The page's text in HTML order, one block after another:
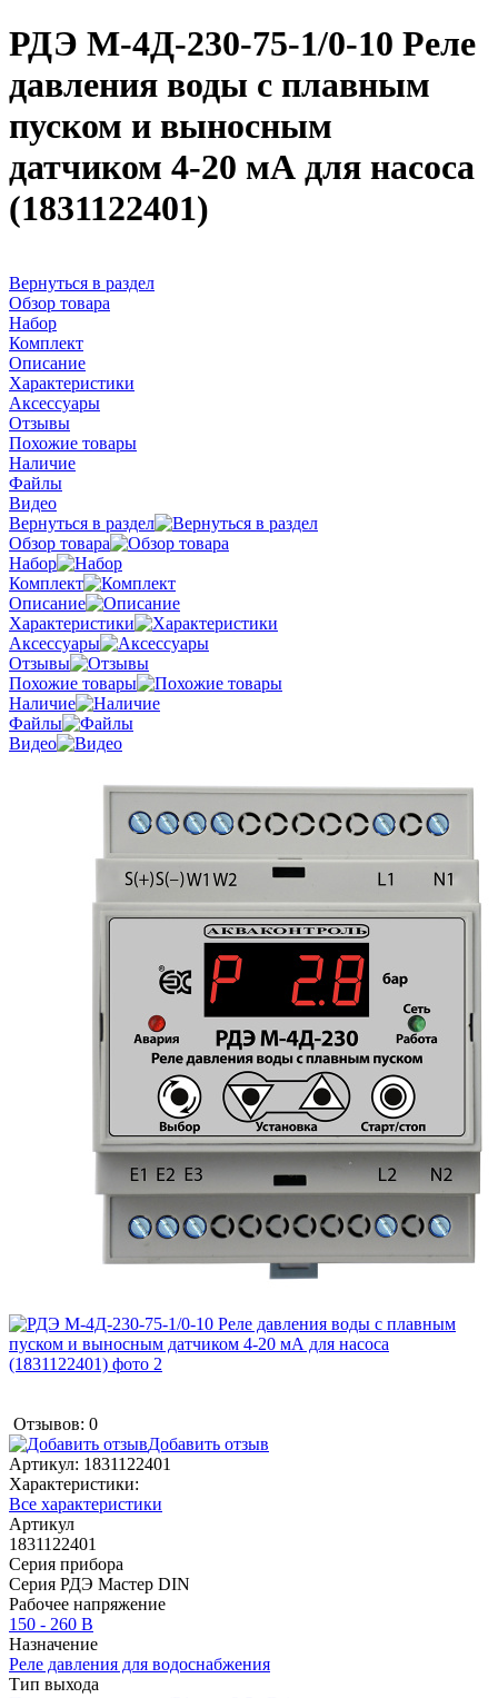
РДЭ М-4Д-230-75-1/0-10 Реле
давления воды с плавным
пуском и выносным
датчиком 4-20 мА для насоса
(1831122401)
Вернуться в раздел
Обзор товара
Набор
Комплект
Описание
Характеристики
Аксессуары
Отзывы
Похожие товары
Наличие
Файлы
Видео
Вернуться в раздел
Обзор товара
Набор
Комплект
Описание
Характеристики
Аксессуары
Отзывы
Похожие товары
Наличие
Файлы
Видео
Отзывов: 0
Добавить отзыв
Артикул: 1831122401
Характеристики:
Все характеристики
Артикул
1831122401
Серия прибора
Серия РДЭ Мастер DIN
Рабочее напряжение
150 - 260 В
Назначение
Реле давления для водоснабжения
Тип выхода